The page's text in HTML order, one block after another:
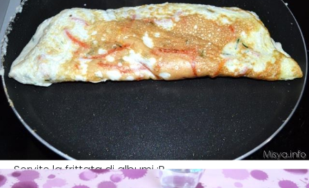
Servite la frittata di albumi :P